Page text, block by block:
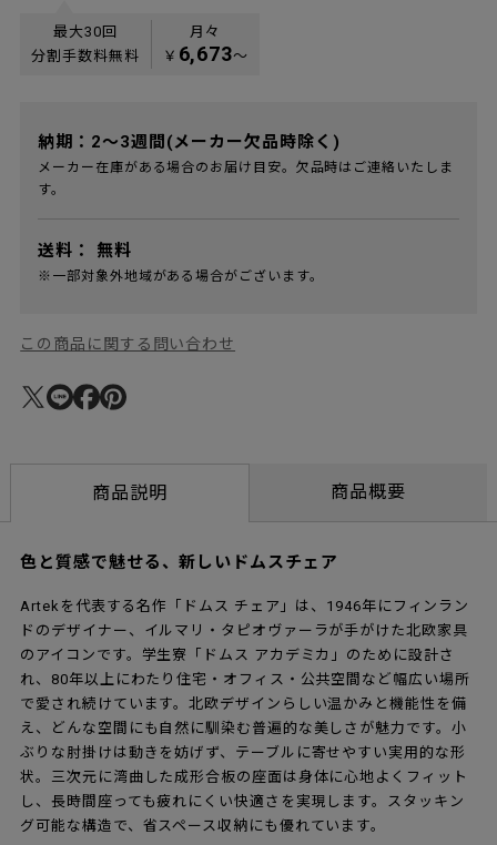
最大30回
分割手数料無料
月々
￥ 6,673〜
納期：2～3週間(メーカー欠品時除く)
メーカー在庫がある場合のお届け目安。欠品時はご連絡いたしま
す。
送料： 無料
※一部対象外地域がある場合がございます。
この商品に関する問い合わせ
商品説明 商品概要
色と質感で魅せる、新しいドムスチェア
Artekを代表する名作「ドムス チェア」は、1946年にフィンラン
ドのデザイナー、イルマリ・タピオヴァーラが手がけた北欧家具
のアイコンです。学生寮「ドムス アカデミカ」のために設計さ
れ、80年以上にわたり住宅・オフィス・公共空間など幅広い場所
で愛され続けています。北欧デザインらしい温かみと機能性を備
え、どんな空間にも自然に馴染む普遍的な美しさが魅力です。小
ぶりな肘掛けは動きを妨げず、テーブルに寄せやすい実用的な形
状。三次元に湾曲した成形合板の座面は身体に心地よくフィット
し、長時間座っても疲れにくい快適さを実現します。スタッキン
グ可能な構造で、省スペース収納にも優れています。